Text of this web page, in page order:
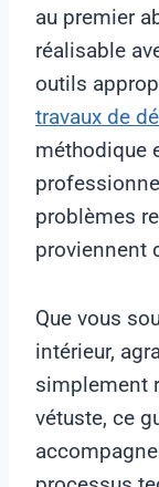
au premier
réalisable
outils
travaux de
méthodique
problèmes
proviennent
Que vous
intérieur,
simplement
vétuste, ce